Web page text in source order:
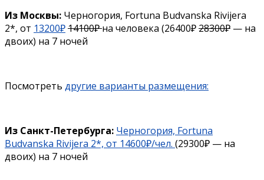
Из Москвы: Черногория, Fortuna Budvanska Rivijera
2*, от 13200₽14100₽на человека (26400₽28300₽ — на
двоих) на 7 ночей
Посмотреть другие варианты размещения:
Из Санкт-Петербурга: Черногория, Fortuna
Budvanska Rivijera 2*, от 14600₽/чел. (29300₽ — на
двоих) на 7 ночей